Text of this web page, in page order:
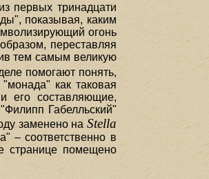
первых тринадцати
показывая, каким
огонь
переставляя
тем самым великую
помогают понять,
как таковая
его составляющие,
Габелльский"
заменено на Stella
– соответственно в
странице помещено